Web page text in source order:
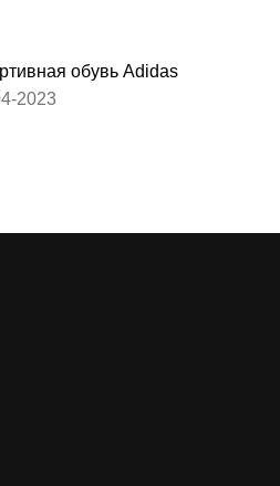
обувь Adidas
2023